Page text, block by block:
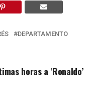
DEPARTAMENTO
horas a ‘Ronaldo’